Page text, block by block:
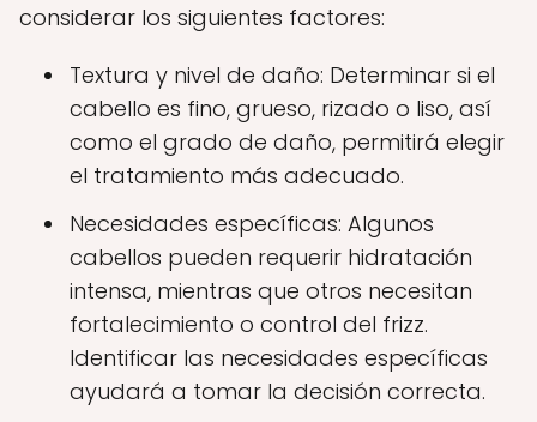
considerar los siguientes factores:
Textura y nivel de daño: Determinar si el
cabello es fino, grueso, rizado o liso, así
como el grado de daño, permitirá elegir
el tratamiento más adecuado.
Necesidades específicas: Algunos
cabellos pueden requerir hidratación
intensa, mientras que otros necesitan
fortalecimiento o control del frizz.
Identificar las necesidades específicas
ayudará a tomar la decisión correcta.